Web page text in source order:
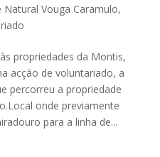
Natural Vouga Caramulo,
propriedades da Montis,
acção de voluntariado, a
percorreu a propriedade
onde previamente
para a linha de...